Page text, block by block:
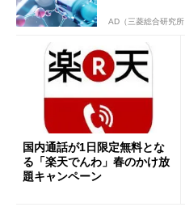
AD（三菱総合研究所
国内通話が1日限定無料とな
る「楽天でんわ」春のかけ放
題キャンペーン